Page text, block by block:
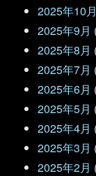
2025年10月
2025年9月
2025年8月
2025年7月
2025年6月
2025年5月
2025年4月
2025年3月
2025年2月